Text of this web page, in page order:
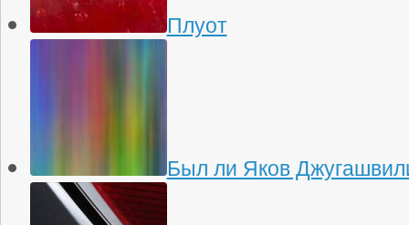
Плуот
Был ли Яков